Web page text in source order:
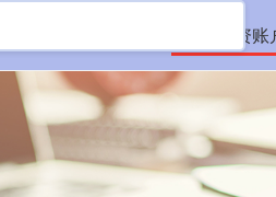
股票配资账